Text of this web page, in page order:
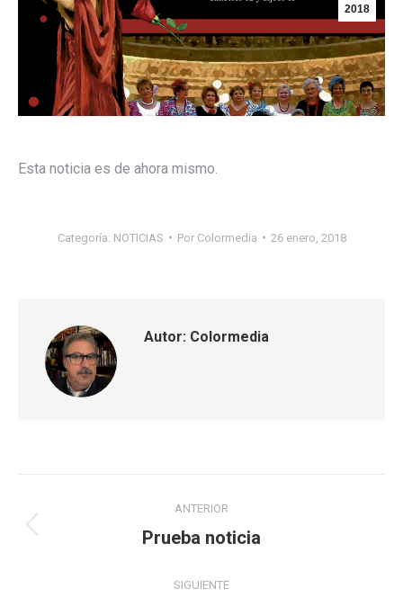
2018
Esta noticia es de ahora mismo.
Categoría: NOTICIAS Por Colormedia 26 enero, 2018
Autor: Colormedia
entre
publicaciones
ANTERIOR
Publicación
Prueba noticia
SIGUIENTE